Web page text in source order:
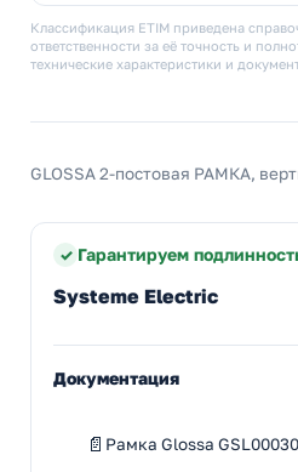
Классификация ETIM приведена
ответственности за её точность и
технические характеристики и
GLOSSA 2-постовая РАМКА,
Гарантируем
Systeme Electric
Документация
Рамка Glossa